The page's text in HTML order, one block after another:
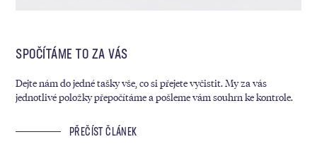
SPOČÍTÁME TO ZA VÁS
Dejte nám do jedné tašky vše, co si přejete vyčistit. My za vás
jednotlivé položky přepočítáme a pošleme vám souhrn ke kontrole.
PŘEČÍST ČLÁNEK